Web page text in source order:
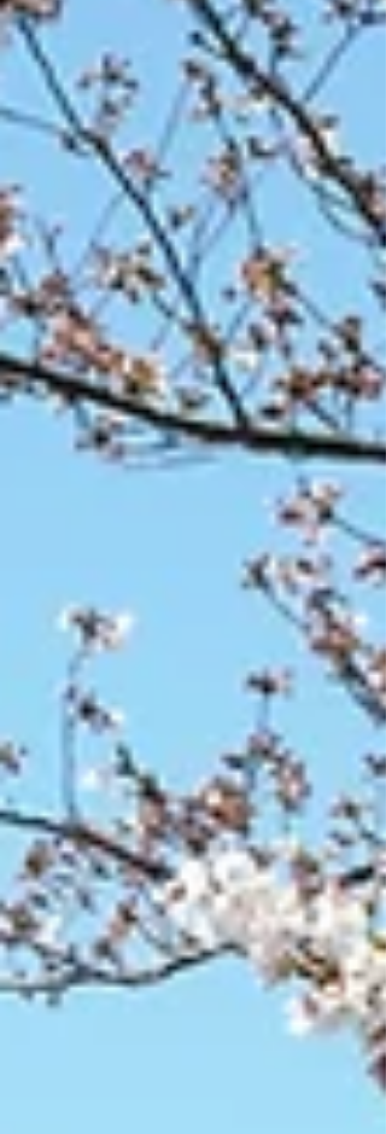
は、運動が続く人は何が違うのか？ それはシン
ルです。 👉 「続けられる仕組み」を持っている
どうか 行く日が決まっている 誰かに見られてい
やらない選択肢が少ない 👉これだけで、継続率
一気に変わります。 パーソナルトレーニングの
大の価値は「強制力」 ここが一番重要です。 パ
ソナルトレーニングは単なる指導ではなく、 “運
を続けるための仕組み”そのものです。 具体的に
👇 ✔ 予約制 → やる日が自動的に決まる ✔ トレー
ナー